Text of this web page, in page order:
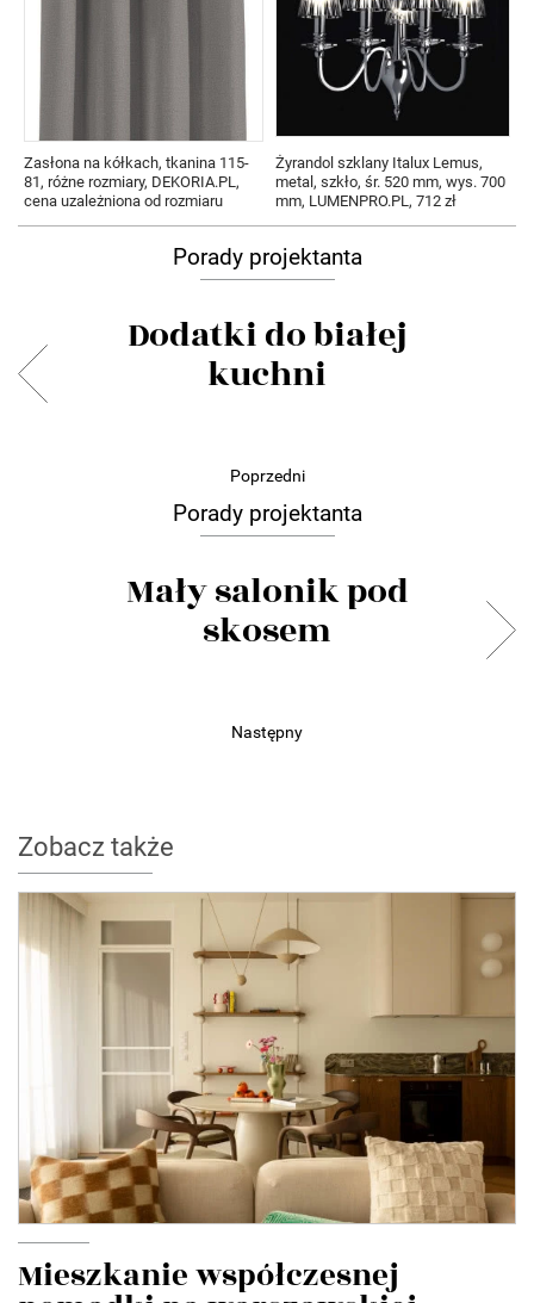
Zasłona na kółkach, tkanina 115-
81, różne rozmiary, DEKORIA.PL,
cena uzależniona od rozmiaru
Żyrandol szklany Italux Lemus,
metal, szkło, śr. 520 mm, wys. 700
mm, LUMENPRO.PL, 712 zł
Porady projektanta
Dodatki do białej
kuchni
Poprzedni
Porady projektanta
Mały salonik pod
skosem
Następny
Zobacz także
Mieszkanie współczesnej